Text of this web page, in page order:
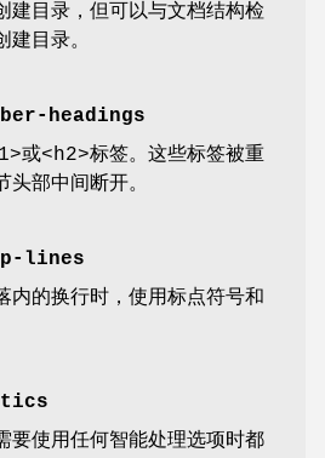
建目录，但可以与文档结构检
目录。
headings
或<h2>标签。这些标签被重
部中间断开。
lines
内的换行时，使用标点符号和
要使用任何智能处理选项时都